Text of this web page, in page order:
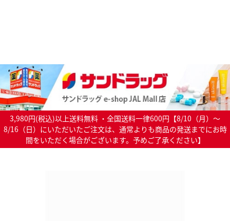
3,980円(税込)以上送料無料 ・全国送料一律600円【8/10（月）～
8/16（日）にいただいたご注文は、通常よりも商品の発送までにお時
間をいただく場合がございます。予めご了承ください】